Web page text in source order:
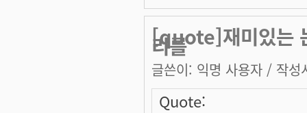
[quote]재미있는
리를
글쓴이: 익명 사용자 / 작성
Quote: